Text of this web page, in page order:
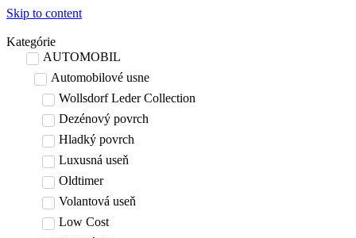
Skip to content
Kategórie
AUTOMOBIL
Automobilové usne
Wollsdorf Leder Collection
Dezénový povrch
Hladký povrch
Luxusná useň
Oldtimer
Volantová useň
Low Cost